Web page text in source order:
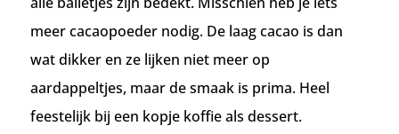
meer cacaopoeder nodig. De laag cacao is dan
wat dikker en ze lijken niet meer op
aardappeltjes, maar de smaak is prima. Heel
feestelijk bij een kopje koffie als dessert.